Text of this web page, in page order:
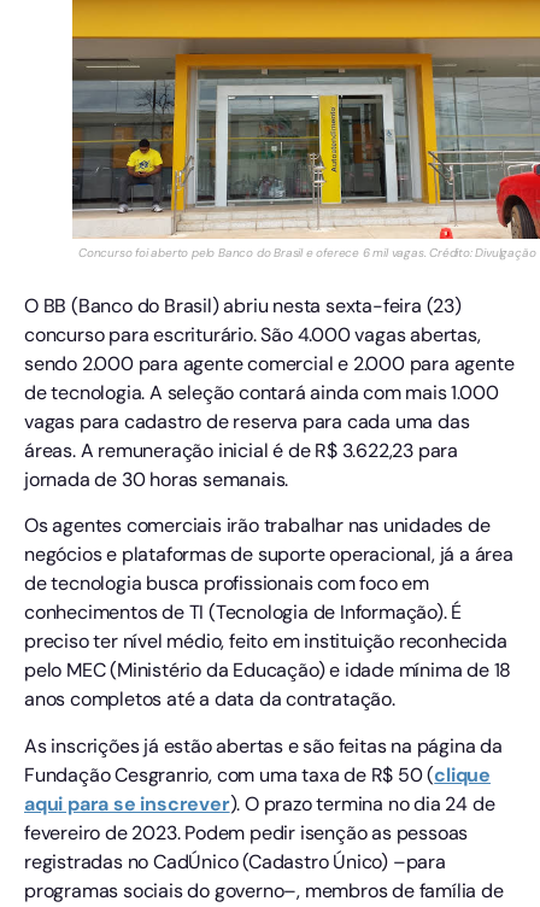
Concurso foi aberto pelo Banco do Brasil e oferece 6 mil vagas. Crédito: Divulgação
O BB (Banco do Brasil) abriu nesta sexta-feira (23)
concurso para escriturário. São 4.000 vagas abertas,
sendo 2.000 para agente comercial e 2.000 para agente
de tecnologia. A seleção contará ainda com mais 1.000
vagas para cadastro de reserva para cada uma das
áreas. A remuneração inicial é de R$ 3.622,23 para
jornada de 30 horas semanais.
Os agentes comerciais irão trabalhar nas unidades de
negócios e plataformas de suporte operacional, já a área
de tecnologia busca profissionais com foco em
conhecimentos de TI (Tecnologia de Informação). É
preciso ter nível médio, feito em instituição reconhecida
pelo MEC (Ministério da Educação) e idade mínima de 18
anos completos até a data da contratação.
As inscrições já estão abertas e são feitas na página da
Fundação Cesgranrio, com uma taxa de R$ 50 (clique
aqui para se inscrever). O prazo termina no dia 24 de
fevereiro de 2023. Podem pedir isenção as pessoas
registradas no CadÚnico (Cadastro Único) –para
programas sociais do governo–, membros de família de